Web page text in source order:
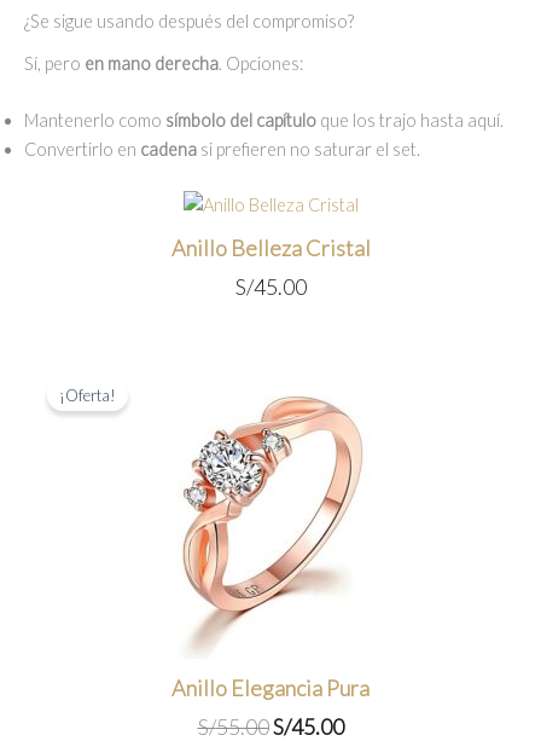
¿Se sigue usando después del compromiso?
Sí, pero en mano derecha. Opciones:
Mantenerlo como símbolo del capítulo que los trajo hasta aquí.
Convertirlo en cadena si prefieren no saturar el set.
Anillo Belleza Cristal
S/45.00
¡Oferta!
Anillo Elegancia Pura
S/55.00El
S/45.00El